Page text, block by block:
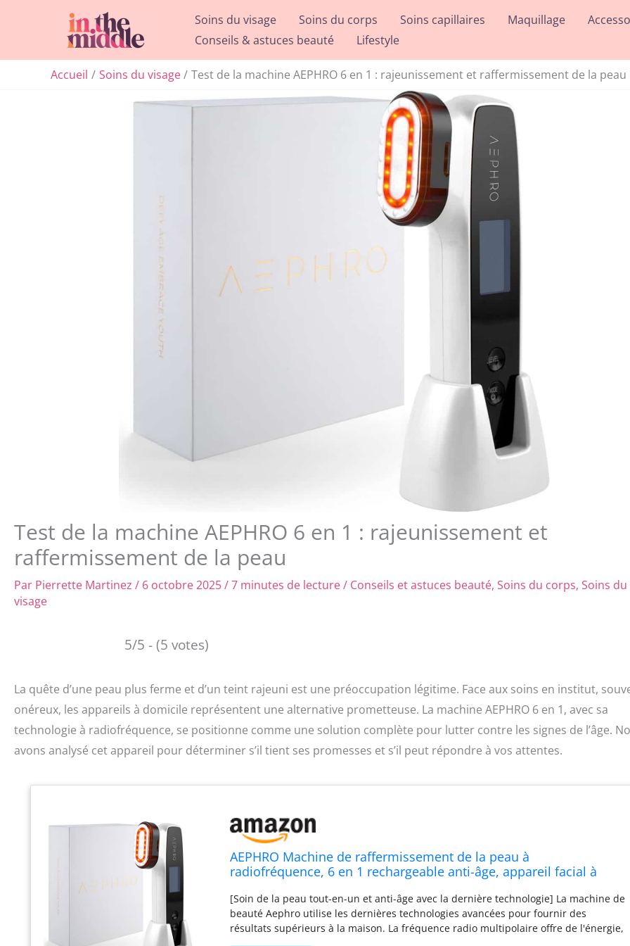
Soins du visage Soins du corps Soins capillaires Maquillage
Conseils & astuces beauté
Lifestyle
Accueil Soins du visage Test de la machine AEPHRO 6 en 1 : rajeunissement et raffermissement de la peau
Test de la machine AEPHRO 6 en 1 : rajeunissement et
raffermissement de la peau
Par Pierrette Martinez / 6 octobre 2025/7 minutes de lecture/ Conseils et astuces beauté, Soins du corps, Soins du
visage
5/5 - (5 votes)
La quête d’une peau plus ferme et d’un teint rajeuni est une préoccupation légitime. Face aux soins en institut,
onéreux, les appareils à domicile représentent une alternative prometteuse. La machine AEPHRO 6 en 1, avec sa
technologie à radiofréquence, se positionne comme une solution complète pour lutter contre les signes de l’âge.
avons analysé cet appareil pour déterminer s’il tient ses promesses et s’il peut répondre à vos attentes.
AEPHRO Machine de raffermissement de la peau à
radiofréquence, 6 en 1 rechargeable anti-âge, appareil facial à
raffermissement de la
[Soin de la peau tout-en-un et anti-âge avec la dernière technologie] La machine de
beauté Aephro utilise les dernières technologies avancées pour fournir des
résultats supérieurs à la maison. La fréquence radio multipolaire offre de l'énergie,
améliore le teint et la fermeté de la peau, réduit les rides, raffermit la peau, offre